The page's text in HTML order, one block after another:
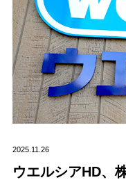
2025.11.26
ウエルシアHD、